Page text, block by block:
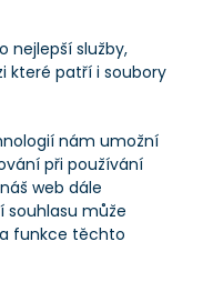
nejlepší služby,
které patří i soubory
nám umožní
při používání
web dále
souhlasu může
funkce těchto
057
473 548